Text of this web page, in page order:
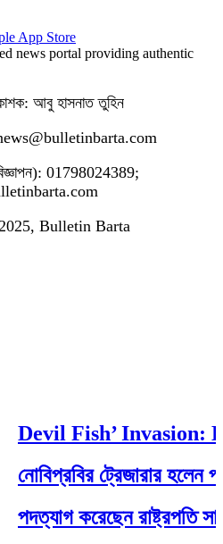
news portal providing authentic
আবু হাসনাত তুহিন
01798024389;
Bulletin Barta
Devil Fish’ Invasion:
নোবিপ্রবির ট্রেজারার হলেন
পদত্যাগ করেছেন রাষ্ট্রপতি